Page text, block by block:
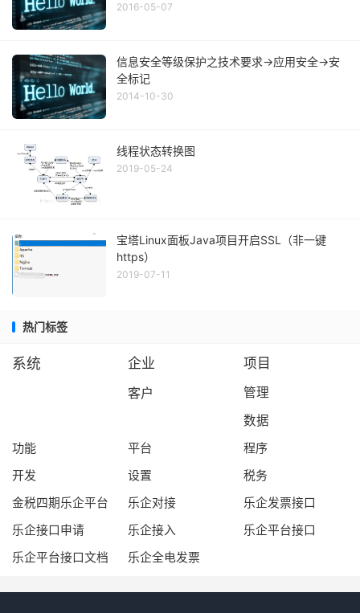
2016-05-07
信息安全等级保护之技术要求→应用安全→安
全标记
2014-10-30
线程状态转换图
2019-05-24
宝塔Linux面板Java项目开启SSL（非一键
https）
2019-07-11
热门标签
系统 企业
项目
客户
管理
数据
功能
平台
程序
开发
设置
税务
金税四期乐企平台
乐企对接
乐企发票接口
乐企接口申请
乐企接入
乐企平台接口
乐企平台接口文档
乐企全电发票